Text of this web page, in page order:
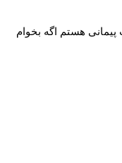
هستم اگه بخوام